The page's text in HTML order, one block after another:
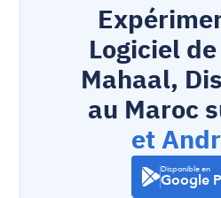
Logiciel
Mahaal,
au Maroc
et
Disponible en
Google